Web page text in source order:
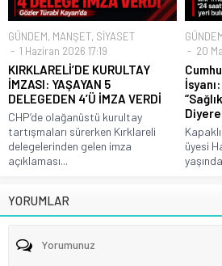
GÜNDEM, MANŞET, SİYASET
1 Haziran 2026 17:19
KIRKLARELİ’DE KURULTAY
İMZASI: YAŞAYAN 5
DELEGEDEN 4’Ü İMZA VERDİ
CHP’de olağanüstü kurultay
tartışmaları sürerken Kırklareli
delegelerinden gelen imza
açıklaması...
20
üyesi
YORUMLAR